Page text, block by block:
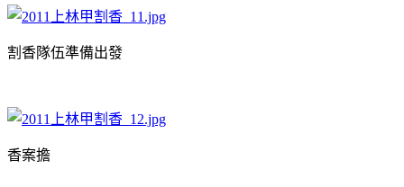
割香隊伍準備出發
香案擔